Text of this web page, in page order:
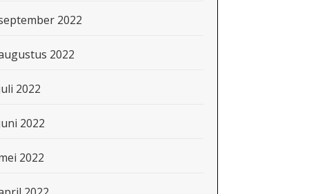
2022
2022
2022
2022
2022